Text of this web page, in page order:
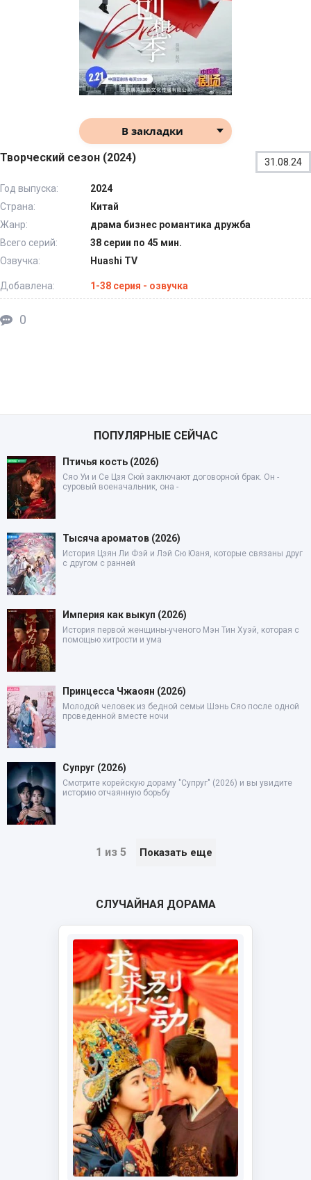
В закладки
Творческий сезон (2024) 31.08.24
Год выпуска:
2024
Страна:
Китай
Жанр:
драма бизнес романтика дружба
Всего серий:
38 серии по 45 мин.
Озвучка:
Huashi TV
Добавлена: 1-38 серия - озвучка
0
ПОПУЛЯРНЫЕ СЕЙЧАС
Птичья кость (2026)
Сяо Уи и Се Цзя Сюй заключают договорной брак. Он -
суровый военачальник, она -
Тысяча ароматов (2026)
История Цзян Ли Фэй и Лэй Сю Юаня, которые связаны друг
с другом с ранней
Империя как выкуп (2026)
История первой женщины-ученого Мэн Тин Хуэй, которая с
помощью хитрости и ума
Принцесса Чжаоян (2026)
Молодой человек из бедной семьи Шэнь Сяо после одной
проведенной вместе ночи
Супруг (2026)
Смотрите корейскую дораму "Супруг" (2026) и вы увидите
историю отчаянную борьбу
1 из 5 Показать еще
СЛУЧАЙНАЯ ДОРАМА